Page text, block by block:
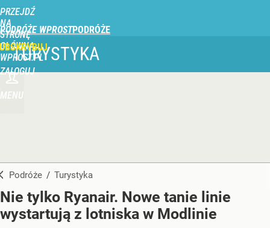
PRZEJDŹ
NA
STRONĘ
GŁÓWNĄ
WPROST.PL
PODRÓŻE WPROST
ZALOGUJ
MENU
TURYSTYKA
Podróże / Turystyka
Nie tylko Ryanair. Nowe tanie linie
wystartują z lotniska w Modlinie